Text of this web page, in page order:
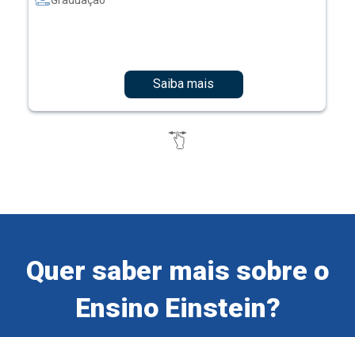
Saiba mais
Quer saber mais sobre o
Ensino Einstein?